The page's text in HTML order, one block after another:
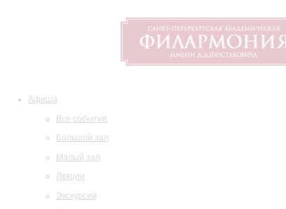
Афиша
Все события
Большой зал
Малый зал
Лекции
Экскурсии